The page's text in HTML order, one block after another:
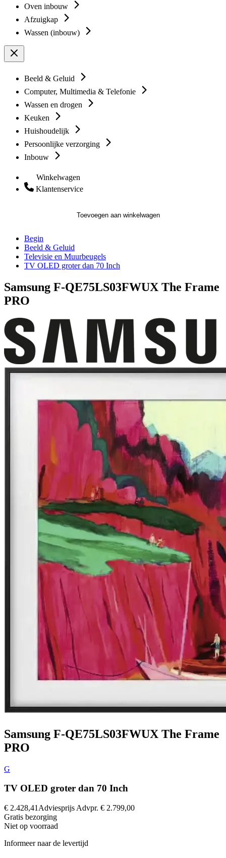
Oven inbouw
Afzuigkap
Wassen (inbouw)
Beeld & Geluid
Computer, Multimedia & Telefonie
Wassen en drogen
Keuken
Huishoudelijk
Persoonlijke verzorging
Inbouw
Winkelwagen
Klantenservice
Toevoegen aan winkelwagen
Begin
Beeld & Geluid
Televisie en Muurbeugels
TV OLED groter dan 70 Inch
Samsung F-QE75LS03FWUX The Frame
PRO
Samsung F-QE75LS03FWUX The Frame
PRO
G
TV OLED groter dan 70 Inch
€ 2.428,41 Adviesprijs Advpr. € 2.799,00
Gratis bezorging
Niet op voorraad
Informeer naar de levertijd